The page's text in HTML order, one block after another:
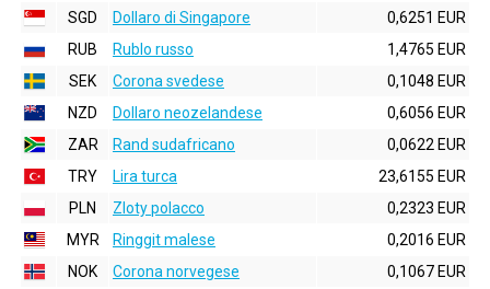
SGD
Dollaro di Singapore
0,6251 EUR
RUB
Rublo russo
1,4765 EUR
SEK
Corona svedese
0,1048 EUR
NZD
Dollaro neozelandese
0,6056 EUR
ZAR
Rand sudafricano
0,0622 EUR
TRY
Lira turca
23,6155 EUR
PLN
Zloty polacco
0,2323 EUR
MYR
Ringgit malese
0,2016 EUR
NOK
Corona norvegese
0,1067 EUR